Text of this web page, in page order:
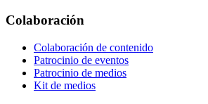
Colaboración
Colaboración de contenido
Patrocinio de eventos
Patrocinio de medios
Kit de medios